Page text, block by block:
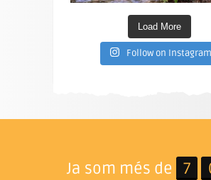
Load More
Follow on Instagram
Ja som més de 7